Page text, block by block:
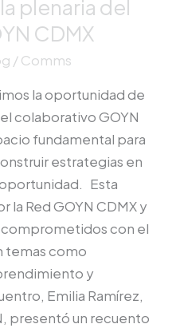
plenaria del
CDMX
/Comms
la oportunidad de
colaborativo GOYN
fundamental para
estrategias en
Esta
la Red GOYN CDMX y
comprometidos con el
temas como
y
Emilia Ramírez,
presentó un recuento